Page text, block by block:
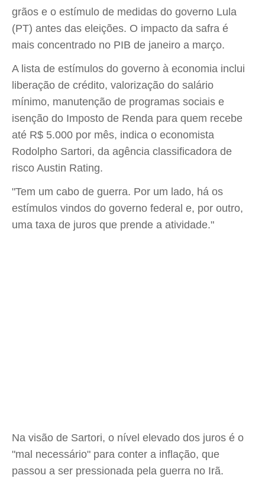
grãos e o estímulo de medidas do governo Lula
(PT) antes das eleições. O impacto da safra é
mais concentrado no PIB de janeiro a março.
A lista de estímulos do governo à economia inclui
liberação de crédito, valorização do salário
mínimo, manutenção de programas sociais e
isenção do Imposto de Renda para quem recebe
até R$ 5.000 por mês, indica o economista
Rodolpho Sartori, da agência classificadora de
risco Austin Rating.
"Tem um cabo de guerra. Por um lado, há os
estímulos vindos do governo federal e, por outro,
uma taxa de juros que prende a atividade."
Na visão de Sartori, o nível elevado dos juros é o
"mal necessário" para conter a inflação, que
passou a ser pressionada pela guerra no Irã.